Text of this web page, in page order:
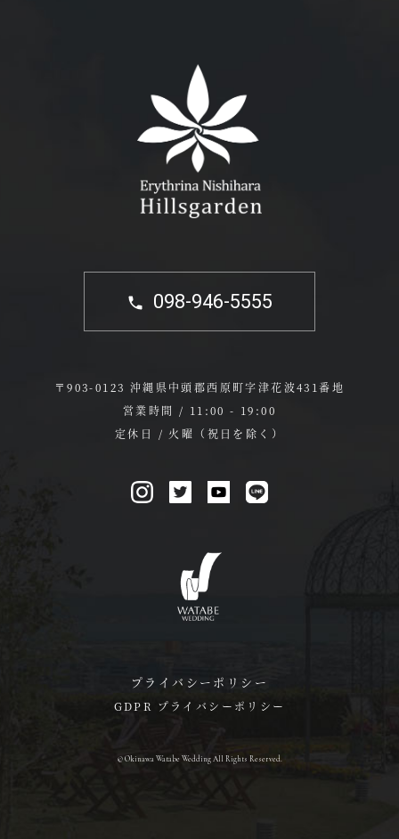
098-946-5555
〒903-0123 沖縄県中頭郡西原町字津花波431番地
営業時間 / 11:00 - 19:00
定休日 / 火曜（祝日を除く）
プライバシーポリシー
GDPR プライバシーポリシー
© Okinawa Watabe Wedding All Rights Reserved.